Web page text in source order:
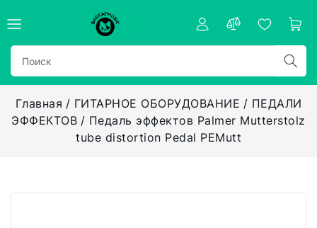
Главная ГИТАРНОЕ ОБОРУДОВАНИЕ
ПЕДАЛИ
ЭФФЕКТОВ
Педаль эффектов Palmer Mutterstolz
tube distortion Pedal PEMutt